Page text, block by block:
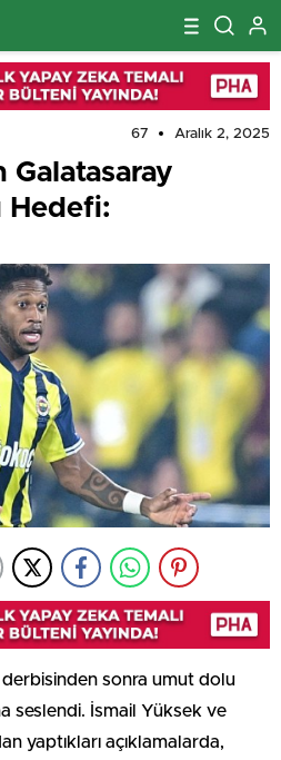
67 Aralık 2, 2025
Galatasaray
Hedefi:
sonra umut dolu
seslendi. İsmail Yüksek ve
yaptıkları açıklamalarda,